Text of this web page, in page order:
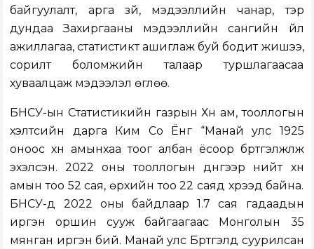
байгуулалт, арга зүй, мэдээллийн чанар, тэр
дундаа Захиргааны мэдээллийн сангийн үйл
ажиллагаа, статистикт ашиглаж буй бодит жишээ,
сорилт боломжийн талаар туршлагаасаа
хуваалцаж мэдээлэл өглөө.
БНСУ-ын Статистикийн газрын Хүн ам, тооллогын
хэлтсийн дарга Ким Со Ёнг “Манай улс 1925
оноос хүн амынхаа тоог албан ёсоор бүртгэлжүүлж
эхэлсэн. 2022 оны тооллогын дүнгээр нийт хүн
амын тоо 52 сая, өрхийн тоо 22 саяд хүрээд байна.
БНСУ-д 2022 оны байдлаар 1.7 сая гадаадын
иргэн оршин сууж байгаагаас Монголын 35
мянган иргэн бий. Манай улс Бүртгэлд суурилсан